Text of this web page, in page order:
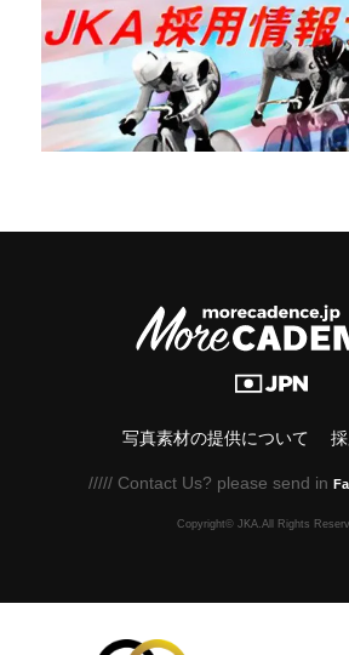
写真素材の提供について
///// Contact Us? please send in
Copyright© JKA.All Rights